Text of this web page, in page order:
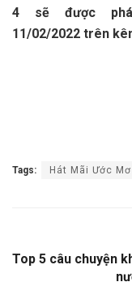
4 sẽ được
11/02/2022 trên
Tags: Hát Mãi Ước
Top 5 câu chuyện